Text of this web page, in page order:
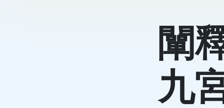
闡
九